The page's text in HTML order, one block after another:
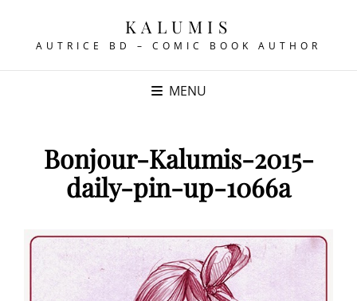
KALUMIS
AUTRICE BD – COMIC BOOK AUTHOR
MENU
Bonjour-Kalumis-2015-
daily-pin-up-1066a